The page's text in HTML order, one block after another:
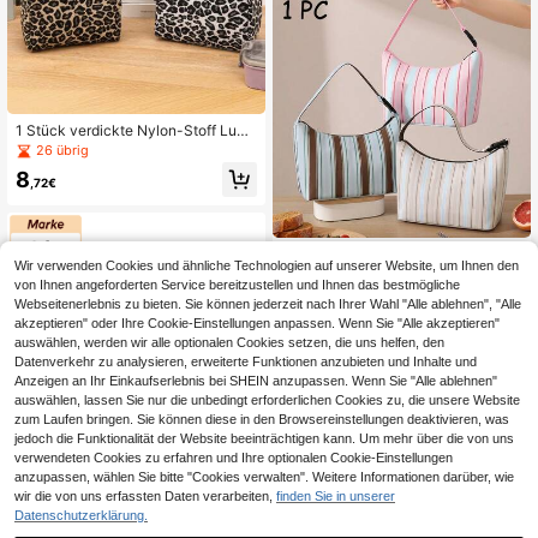
1 Stück verdickte Nylon-Stoff Lunc
hbox-Tasche mit Leopardenmuster
-Elementen, geeignet für Schulbed
arf, Arbeitsweg, Picknicks und Cam
26 übrig
8 ,72€
Safta
Safta | Kinderbrotdose , Lunchbox
mhängetasche, wasserdichte Oxfor
d-Stoff-Lebensmittelaufbewahrung
stasche, geeignet für Büro, Picknic
k und Reisen, Lunchbox-Tasche
2 übrig
8,19€
andere Händler
Wir verwenden Cookies und ähnliche Technologien auf unserer Website, um Ihnen den
von Ihnen angeforderten Service bereitzustellen und Ihnen das bestmögliche
Webseitenerlebnis zu bieten. Sie können jederzeit nach Ihrer Wahl "Alle ablehnen", "Alle
akzeptieren" oder Ihre Cookie-Einstellungen anpassen. Wenn Sie "Alle akzeptieren"
auswählen, werden wir alle optionalen Cookies setzen, die uns helfen, den
Datenverkehr zu analysieren, erweiterte Funktionen anzubieten und Inhalte und
Anzeigen an Ihr Einkaufserlebnis bei SHEIN anzupassen. Wenn Sie "Alle ablehnen"
auswählen, lassen Sie nur die unbedingt erforderlichen Cookies zu, die unsere Website
zum Laufen bringen. Sie können diese in den Browsereinstellungen deaktivieren, was
jedoch die Funktionalität der Website beeinträchtigen kann. Um mehr über die von uns
verwendeten Cookies zu erfahren und Ihre optionalen Cookie-Einstellungen
anzupassen, wählen Sie bitte "Cookies verwalten". Weitere Informationen darüber, wie
wir die von uns erfassten Daten verarbeiten, finden Sie in unserer
Datenschutzerklärung.